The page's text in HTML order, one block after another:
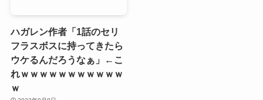
ハガレン作者「1話のセリ
フラスボスに持ってきたら
ウケるんだろうなぁ」←こ
れｗｗｗｗｗｗｗｗｗｗｗ
ｗ